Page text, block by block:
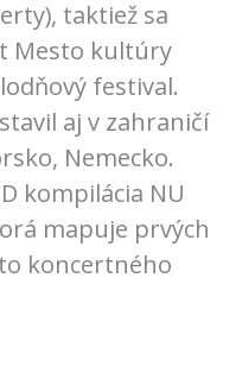
taktiež sa
Mesto kultúry
festival.
aj v zahraničí
Nemecko.
kompilácia NU
mapuje prvých
koncertného